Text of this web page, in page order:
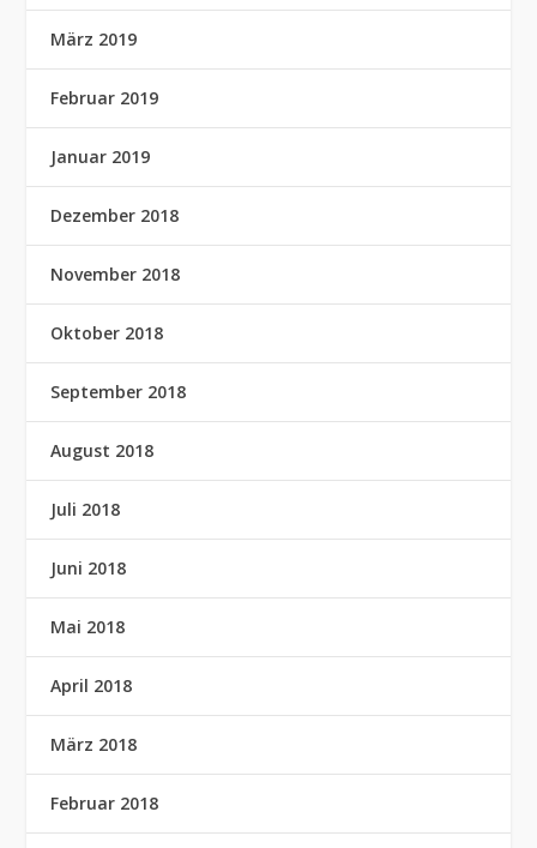
März 2019
Februar 2019
Januar 2019
Dezember 2018
November 2018
Oktober 2018
September 2018
August 2018
Juli 2018
Juni 2018
Mai 2018
April 2018
März 2018
Februar 2018